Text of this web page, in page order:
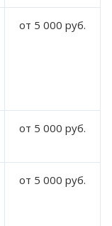
от 5 000 руб.
от 5 000 руб.
от 5 000 руб.